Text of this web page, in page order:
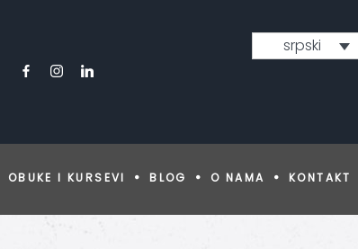
srpski
OBUKE I KURSEVI BLOG O NAMA KONTAKT